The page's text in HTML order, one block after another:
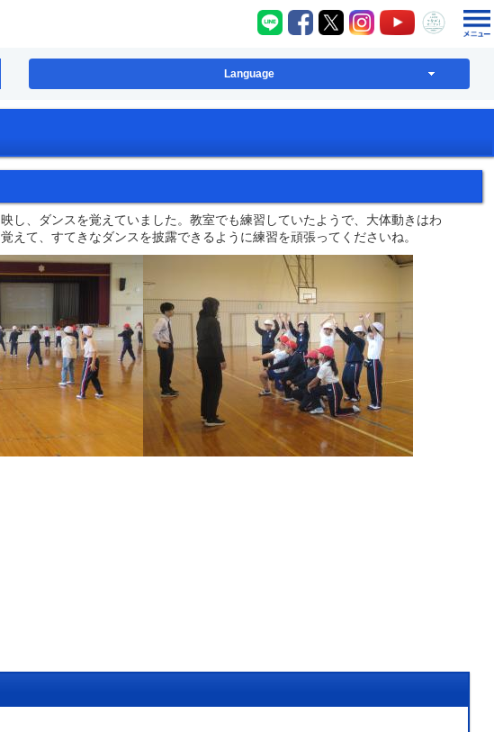
八千代町LINE
八千代町Facebook
八千代町X八千代町Instagram
八千代町八千代
Language
、ダンスを覚えていました。教室でも練習していたようで、大体動きはわ
て、すてきなダンスを披露できるように練習を頑張ってくださいね。